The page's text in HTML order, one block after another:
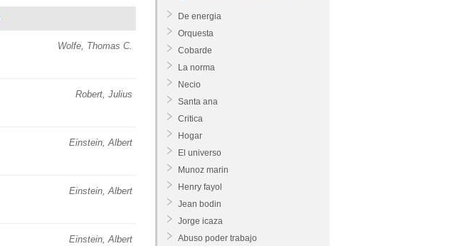
Wolfe, Thomas C.
Robert, Julius
Einstein, Albert
Einstein, Albert
Einstein, Albert
De energia
Orquesta
Cobarde
La norma
Necio
Santa ana
Critica
Hogar
El universo
Munoz marin
Henry fayol
Jean bodin
Jorge icaza
Abuso poder trabajo